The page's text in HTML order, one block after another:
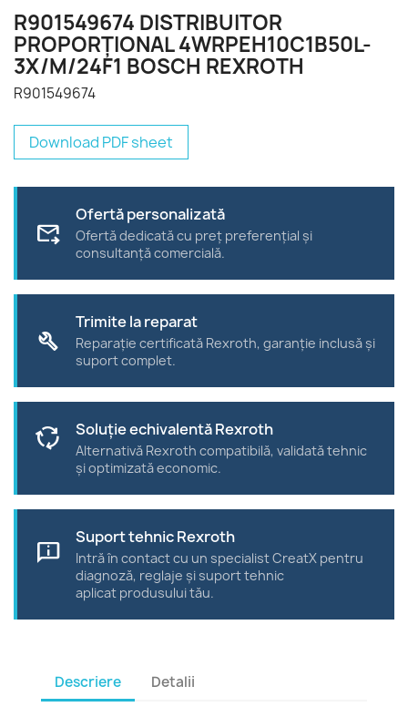
R901549674 DISTRIBUITOR
PROPORŢIONAL 4WRPEH10C1B50L-
3X/M/24F1 BOSCH REXROTH
R901549674
Download PDF sheet
forward_to_inbox
Ofertă personalizată
Ofertă dedicată cu preț preferențial și
consultanță comercială.
build
Trimite la reparat
Reparație certificată Rexroth, garanție inclusă și
suport complet.
cycle Soluție echivalentă Rexroth
Alternativă Rexroth compatibilă, validată tehnic
și optimizată economic.
chat_info
Suport tehnic Rexroth
Intră în contact cu un specialist CreatX pentru
diagnoză, reglaje și suport tehnic
aplicat produsului tău.
Descriere Detalii